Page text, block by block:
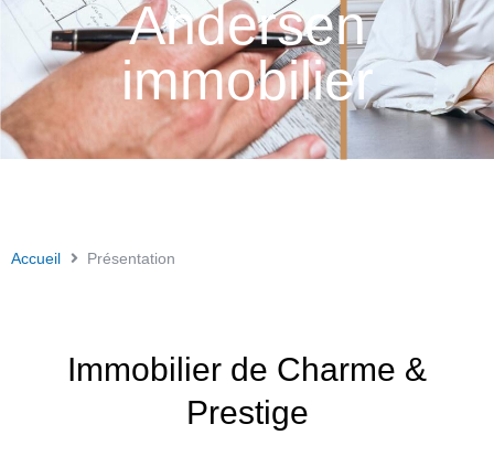
Andersen
immobilier
Accueil Présentation
Immobilier de Charme &
Prestige